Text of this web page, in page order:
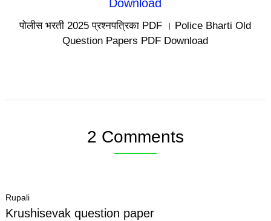
पोलीस भरती 2025 प्रश्नपत्रिका PDF । Police Bharti Old
Question Papers PDF Download
2 Comments
Rupali
Krushisevak question paper